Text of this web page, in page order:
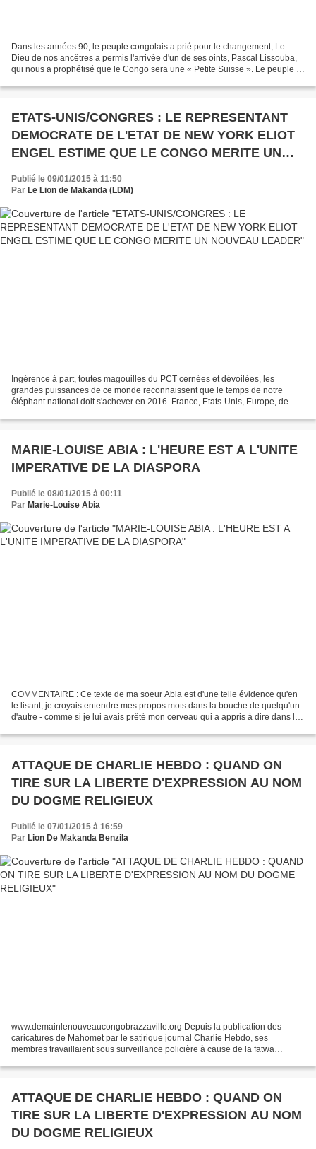
Dans les années 90, le peuple congolais a prié pour le changement, Le
Dieu de nos ancêtres a permis l'arrivée d'un de ses oints, Pascal Lissouba,
qui nous a prophétisé que le Congo sera une « Petite Suisse ». Le peuple a
ETATS-UNIS/CONGRES : LE REPRESENTANT
DEMOCRATE DE L'ETAT DE NEW YORK ELIOT
ENGEL ESTIME QUE LE CONGO MERITE UN
Publié le 09/01/2015 à 11:50
Par Le Lion de Makanda (LDM)
Ingérence à part, toutes magouilles du PCT cernées et dévoilées, les
grandes puissances de ce monde reconnaissent que le temps de notre
éléphant national doit s'achever en 2016. France, Etats-Unis, Europe, de
MARIE-LOUISE ABIA : L'HEURE EST A L'UNITE
IMPERATIVE DE LA DIASPORA
Publié le 08/01/2015 à 00:11
Par Marie-Louise Abia
COMMENTAIRE : Ce texte de ma soeur Abia est d'une telle évidence qu'en
le lisant, je croyais entendre mes propos mots dans la bouche de quelqu'un
d'autre - comme si je lui avais prêté mon cerveau qui a appris à dire dans le
ATTAQUE DE CHARLIE HEBDO : QUAND ON
TIRE SUR LA LIBERTE D'EXPRESSION AU NOM
DU DOGME RELIGIEUX
Publié le 07/01/2015 à 16:59
Par Lion De Makanda Benzila
www.demainlenouveaucongobrazzaville.org Depuis la publication des
caricatures de Mahomet par le satirique journal Charlie Hebdo, ses
membres travaillaient sous surveillance policière à cause de la fatwa
ATTAQUE DE CHARLIE HEBDO : QUAND ON
TIRE SUR LA LIBERTE D'EXPRESSION AU NOM
DU DOGME RELIGIEUX